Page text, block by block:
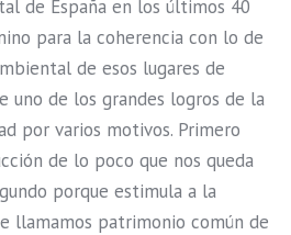
de España en los últimos 40
para la coherencia con lo de
de esos lugares de
uno de los grandes logros de la
por varios motivos. Primero
de lo poco que nos queda
porque estimula a la
llamamos patrimonio común de